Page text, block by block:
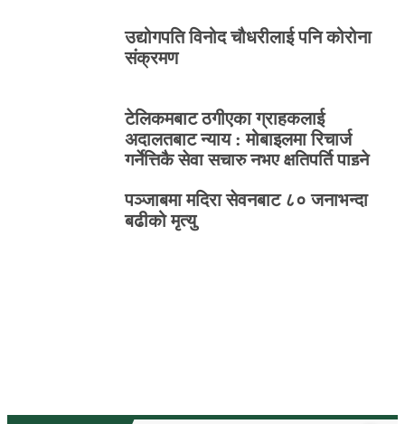
उद्योगपति विनोद चौधरीलाई पनि कोरोना
संक्रमण
टेलिकमबाट ठगीएका ग्राहकलाई
अदालतबाट न्याय : मोबाइलमा रिचार्ज
गर्नेत्तिकै सेवा सुचारु नभए क्षतिपूर्ति पाइने
पञ्जाबमा मदिरा सेवनबाट ८० जनाभन्दा
बढीको मृत्यु